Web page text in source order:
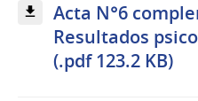
Acta N°6
Resultados
(.pdf 123.2 KB)